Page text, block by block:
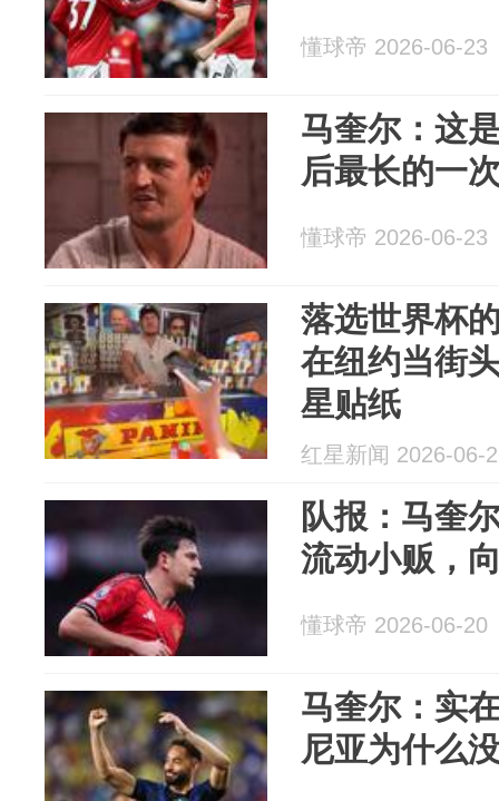
懂球帝 2026-06-23
马奎尔：这
后最长的一
懂球帝 2026-06-23
落选世界杯
在纽约当街
星贴纸
红星新闻 2026-06-
队报：马奎
流动小贩，
懂球帝 2026-06-20
马奎尔：实
尼亚为什么